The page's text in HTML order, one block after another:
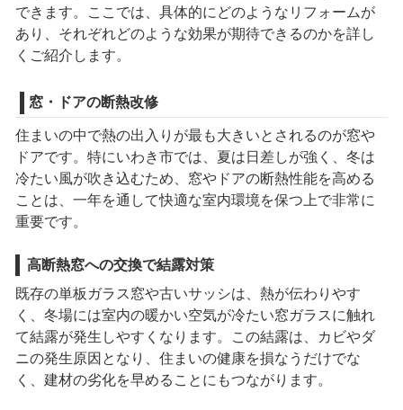
できます。ここでは、具体的にどのようなリフォームが
あり、それぞれどのような効果が期待できるのかを詳し
くご紹介します。
窓・ドアの断熱改修
住まいの中で熱の出入りが最も大きいとされるのが窓や
ドアです。特にいわき市では、夏は日差しが強く、冬は
冷たい風が吹き込むため、窓やドアの断熱性能を高める
ことは、一年を通して快適な室内環境を保つ上で非常に
重要です。
高断熱窓への交換で結露対策
既存の単板ガラス窓や古いサッシは、熱が伝わりやす
く、冬場には室内の暖かい空気が冷たい窓ガラスに触れ
て結露が発生しやすくなります。この結露は、カビやダ
ニの発生原因となり、住まいの健康を損なうだけでな
く、建材の劣化を早めることにもつながります。